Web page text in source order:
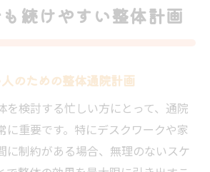
続けやすい整体計画
のための整体通院計画
を検討する忙しい方にとって、通院
に重要です。特にデスクワークや家
に制約がある場合、無理のないスケ